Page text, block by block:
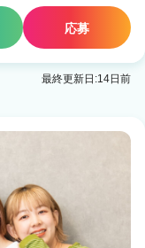
応募
最終更新日:14日前